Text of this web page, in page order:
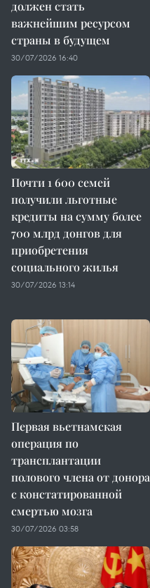
должен стать
важнейшим ресурсом
страны в будущем
30/07/2026 16:40
Почти 1 600 семей
получили льготные
кредиты на сумму более
700 млрд донгов для
приобретения
социального жилья
30/07/2026 13:14
Первая вьетнамская
операция по
трансплантации
полового члена от донора
с констатированной
смертью мозга
30/07/2026 03:58